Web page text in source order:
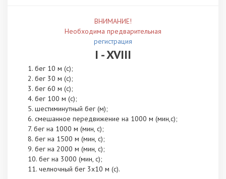
ВНИМАНИЕ!
Необходима предварительная
регистрация
I - XVIII
бег 10 м (с);
бег 30 м (с);
бег 60 м (с);
бег 100 м (с);
шестиминутный бег (м);
смешанное передвижение на 1000 м (мин,с);
бег на 1000 м (мин, с);
бег на 1500 м (мин, с);
бег на 2000 м (мин, с);
бег на 3000 (мин, с);
челночный бег 3х10 м (с).